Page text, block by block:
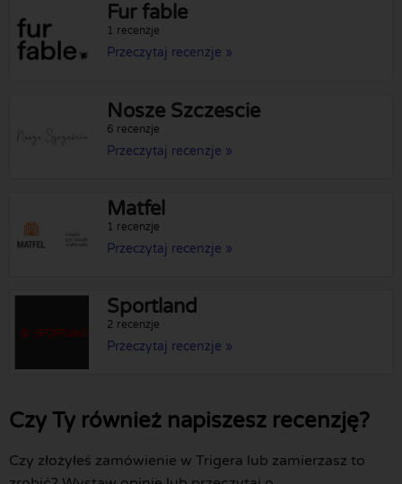
Fur fable
1 recenzje
Przeczytaj recenzje »
Nosze Szczescie
6 recenzje
Przeczytaj recenzje »
Matfel
1 recenzje
Przeczytaj recenzje »
Sportland
2 recenzje
Przeczytaj recenzje »
Czy Ty również napiszesz recenzję?
Czy złożyłeś zamówienie w Trigera lub zamierzasz to